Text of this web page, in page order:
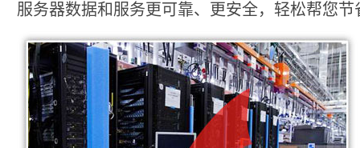
服务器数据和服务更可靠、更安全，轻松帮您节